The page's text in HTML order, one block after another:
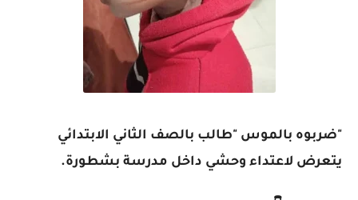
"ضربوه بالموس "طالب بالصف الثاني الابتدائي
يتعرض لاعتداء وحشي داخل مدرسة بشطورة.